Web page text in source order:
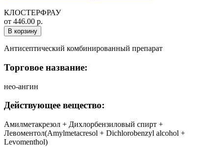
КЛОСТЕРФРАУ
от 446.00 р.
В корзину
Антисептический комбинированный препарат
Торговое название:
нео-ангин
Действующее вещество:
Амилметакрезол + Дихлорбензиловый спирт +
Левоментол(Amylmetacresol + Dichlorobenzyl alcohol +
Levomenthol)